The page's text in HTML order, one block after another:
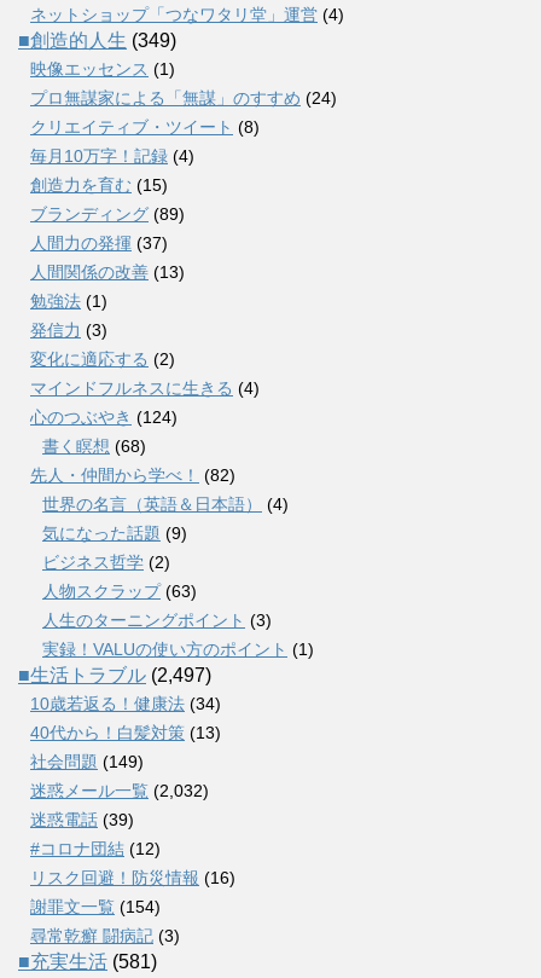
ネットショップ「つなワタリ堂」運営 (4)
■創造的人生 (349)
映像エッセンス (1)
プロ無謀家による「無謀」のすすめ (24)
クリエイティブ・ツイート (8)
毎月10万字！記録 (4)
創造力を育む (15)
ブランディング (89)
人間力の発揮 (37)
人間関係の改善 (13)
勉強法 (1)
発信力 (3)
変化に適応する (2)
マインドフルネスに生きる (4)
心のつぶやき (124)
書く瞑想 (68)
先人・仲間から学べ！
(82)
世界の名言（英語＆日本語）
(4)
気になった話題 (9)
ビジネス哲学 (2)
人物スクラップ(63)
人生のターニングポイント (3)
実録！VALUの使い方のポイント (1)
■生活トラブル (2,497)
10歳若返る！健康法 (34)
40代から！白髪対策 (13)
社会問題 (149)
迷惑メール一覧 (2,032)
迷惑電話 (39)
#コロナ団結 (12)
リスク回避！防災情報 (16)
謝罪文一覧 (154)
尋常乾癬 闘病記 (3)
■充実生活 (581)